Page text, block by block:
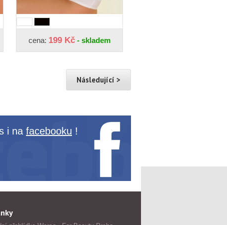
cena: 199 Kč - skladem
Následující >
i na facebooku !